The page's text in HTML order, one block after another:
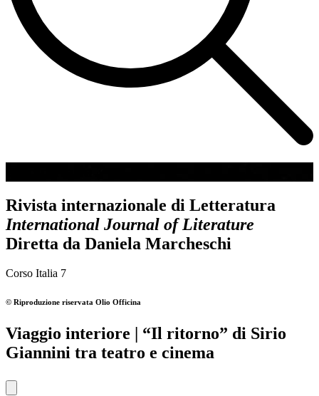
Rivista internazionale di Letteratura
International Journal of Literature
Diretta da Daniela Marcheschi
Corso Italia 7
© Riproduzione riservata Olio Officina
Viaggio interiore | “Il ritorno” di Sirio
Giannini tra teatro e cinema